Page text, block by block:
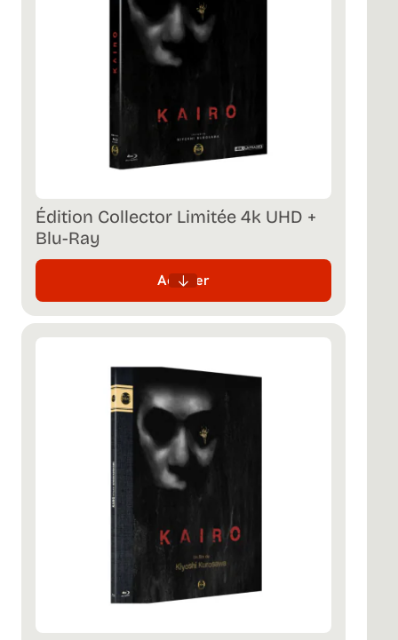
Édition Collector Limitée 4k UHD +
Blu-Ray
Acheter